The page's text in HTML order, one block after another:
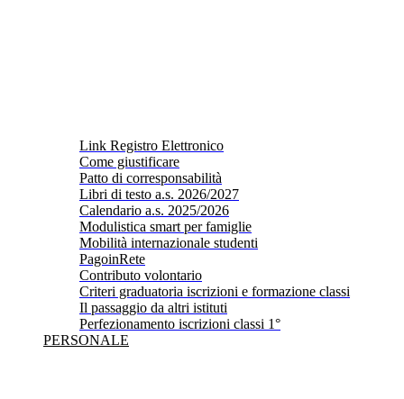
Link Registro Elettronico
Come giustificare
Patto di corresponsabilità
Libri di testo a.s. 2026/2027
Calendario a.s. 2025/2026
Modulistica smart per famiglie
Mobilità internazionale studenti
PagoinRete
Contributo volontario
Criteri graduatoria iscrizioni e formazione classi
Il passaggio da altri istituti
Perfezionamento iscrizioni classi 1°
PERSONALE